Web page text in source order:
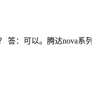
答：可以。腾达nova